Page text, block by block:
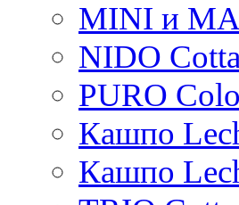
MINI и
NIDO
PURO
Кашпо
Кашпо